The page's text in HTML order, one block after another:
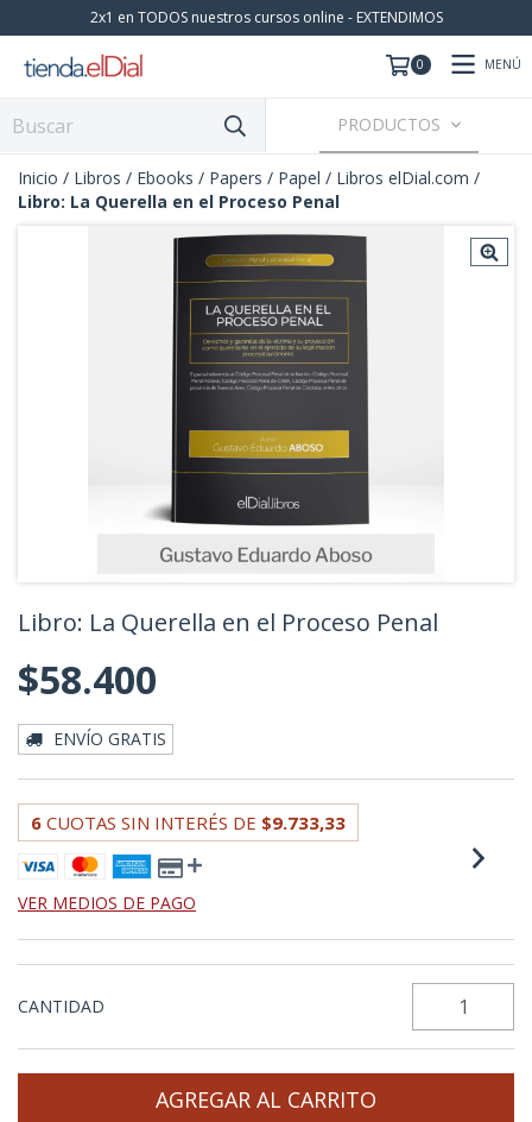
2x1 en TODOS nuestros cursos online - EXTENDIMOS
0 MENÚ
PRODUCTOS
Inicio / Libros / Ebooks / Papers / Papel / Libros elDial.com /
Libro: La Querella en el Proceso Penal
Libro: La Querella en el Proceso Penal
$58.400
ENVÍO GRATIS
6 CUOTAS SIN INTERÉS DE $9.733,33
VER MEDIOS DE PAGO
CANTIDAD